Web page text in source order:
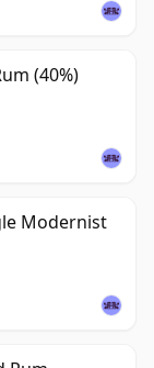
(40%)
Modernist